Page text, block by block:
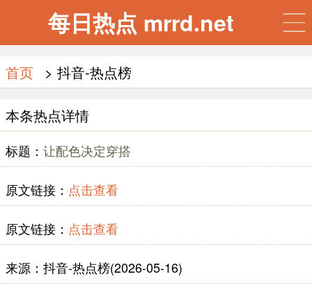
每日热点 mrrd.net
首页 > 抖音-热点榜
本条热点详情
标题： 让配色决定穿搭
原文链接： 点击查看
原文链接： 点击查看
来源：抖音-热点榜(2026-05-16)